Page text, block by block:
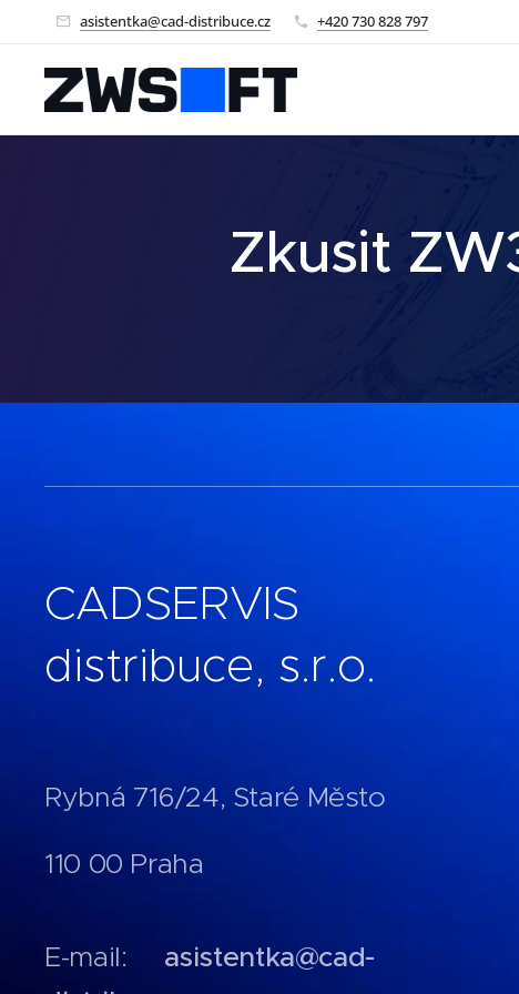
asistentka@cad-distribuce.cz +420 730 828 797
Zkusit
CADSERVIS
distribuce, s.r.o.
Rybná 716/24, Staré Město
110 00 Praha
E-mail: asistentka@cad-